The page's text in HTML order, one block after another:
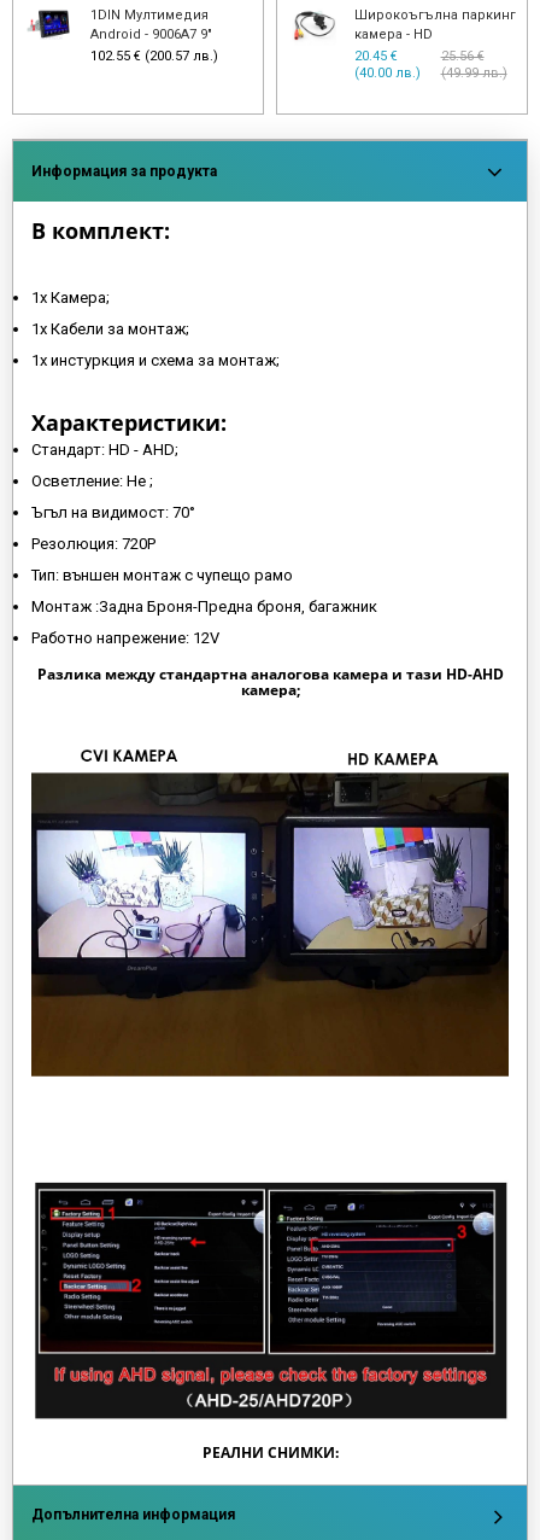
1DIN Mултимедия
Android - 9006A7 9"
102.55 € (200.57 лв.)
Широкоъгълна паркинг
камера - HD
20.45 €
(40.00 лв.)
25.56 €
(49.99 лв.)
Информация за продукта
В комплект:
1х Камера;
1х Кабели за монтаж;
1х инстуркция и схема за монтаж;
Характеристики:
Стандарт: HD - AHD;
Осветление: Не ;
Ъгъл на видимост: 70°
Резолюция: 720P
Тип: външен монтаж с чупещо рамо
Монтаж :Задна Броня-Предна броня, багажник
Работно напрежение: 12V
Разлика между стандартна аналогова камера и тази HD-AHD
камера;
РЕАЛНИ СНИМКИ:
Допълнителна информация